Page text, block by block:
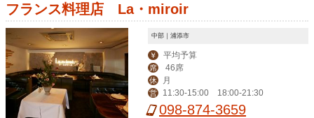
フランス料理店 La・miroir
中部｜浦添市
￥ 平均予算
席 46席
休 月
営 11:30-15:00 18:00-21:30
098-874-3659